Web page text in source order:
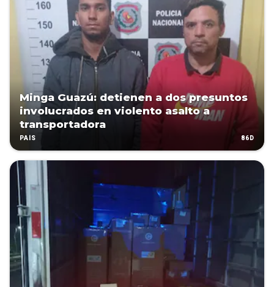
Minga Guazú: detienen a dos presuntos
involucrados en violento asalto a
transportadora
PAÍS 86D